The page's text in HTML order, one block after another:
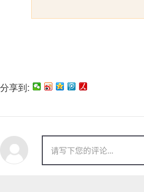
分享到: